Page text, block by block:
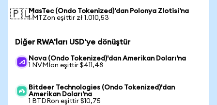
🇵🇱MasTec (Ondo Tokenized)'dan Polonya Zlotisi'na
1 MTZon eşittir zł 1.010,53
Diğer RWA'ları USD'ye dönüştür
Nova (Ondo Tokenized)'dan Amerikan Doları'na
1 NVMIon eşittir $411,48
Bitdeer Technologies (Ondo Tokenized)'dan
Amerikan Doları'na
1 BTDRon eşittir $10,75